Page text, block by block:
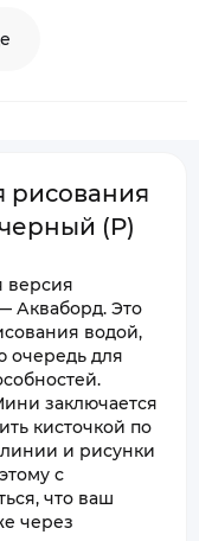
рисования
(P)
версия
Акваборд. Это
водой,
очередь для
заключается
кисточкой по
и рисунки
с
что ваш
через